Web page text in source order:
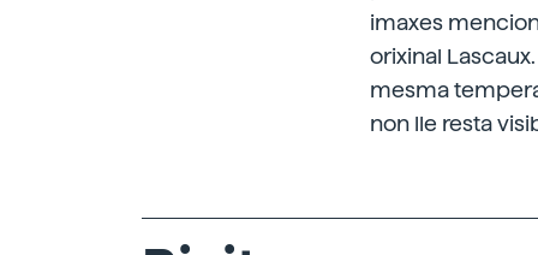
imaxes
orixinal
mesma
non lle resta